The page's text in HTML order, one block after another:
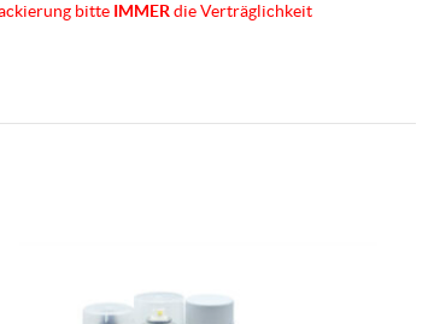
bitte IMMER die Verträglichkeit